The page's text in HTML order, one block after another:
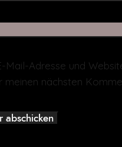
Mail-Adresse und
meinen nächsten